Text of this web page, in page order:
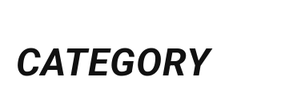
CATEGORY